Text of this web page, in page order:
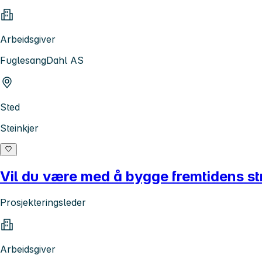
Arbeidsgiver
FuglesangDahl AS
Sted
Steinkjer
Vil du være med å bygge fremtidens
Prosjekteringsleder
Arbeidsgiver